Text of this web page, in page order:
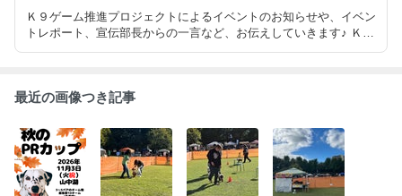
Ｋ９ゲーム推進プロジェクトによるイベントのお知らせや、イベン
トレポート、宣伝部長からの一言など、お伝えしていきます♪ Ｋ９
最近の画像つき記事